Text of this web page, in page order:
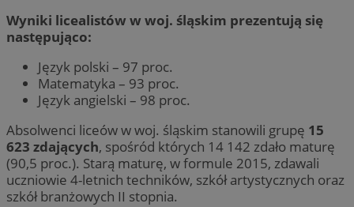
Wyniki licealistów w woj. śląskim prezentują się
następująco:
Język polski – 97 proc.
Matematyka – 93 proc.
Język angielski – 98 proc.
Absolwenci liceów w woj. śląskim stanowili grupę 15
623 zdających, spośród których 14 142 zdało maturę
(90,5 proc.). Starą maturę, w formule 2015, zdawali
uczniowie 4-letnich techników, szkół artystycznych oraz
szkół branżowych II stopnia.